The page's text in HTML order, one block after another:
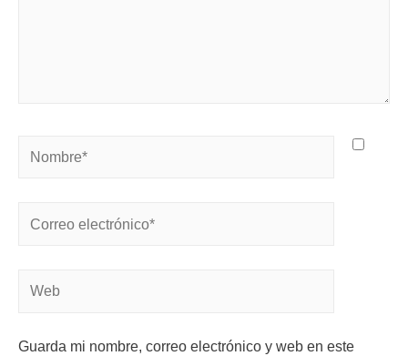
Guarda mi nombre, correo electrónico y web en este